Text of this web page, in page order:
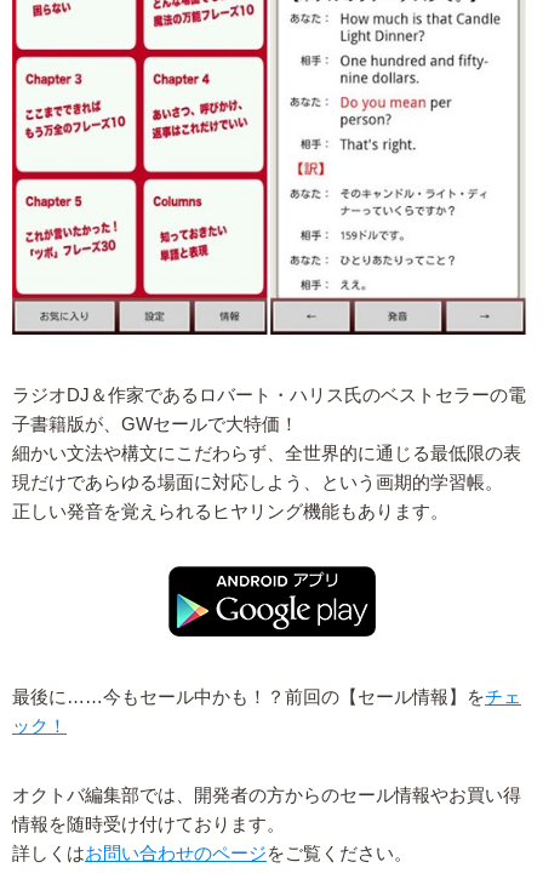
ラジオDJ＆作家であるロバート・ハリス氏のベストセラーの電
子書籍版が、GWセールで大特価！
細かい文法や構文にこだわらず、全世界的に通じる最低限の表
現だけであらゆる場面に対応しよう、という画期的学習帳。
正しい発音を覚えられるヒヤリング機能もあります。
最後に……今もセール中かも！？前回の【セール情報】をチェ
ック！
オクトバ編集部では、開発者の方からのセール情報やお買い得
情報を随時受け付けております。
詳しくはお問い合わせのページをご覧ください。